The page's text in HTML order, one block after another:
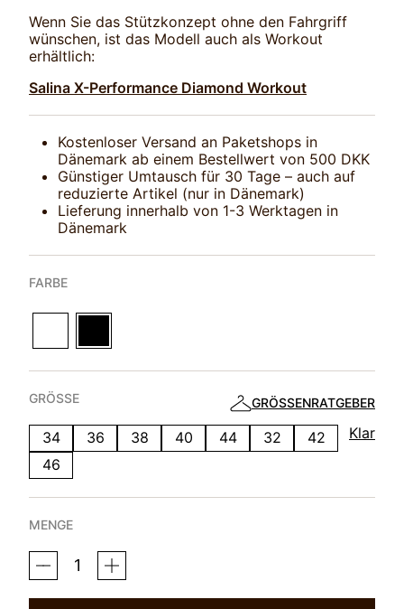
Wenn Sie das Stützkonzept ohne den Fahrgriff
wünschen, ist das Modell auch als Workout
erhältlich:
Salina X-Performance Diamond Workout
Kostenloser Versand an Paketshops in
Dänemark ab einem Bestellwert von 500 DKK
Günstiger Umtausch für 30 Tage – auch auf
reduzierte Artikel (nur in Dänemark)
Lieferung innerhalb von 1-3 Werktagen in
Dänemark
FARBE
GRÖSSE
34 36 38 40 44 32
42
46
GRÖSSENRATGEBER
Klar
MENGE
SALINA
X-
DIAMANTMENGE